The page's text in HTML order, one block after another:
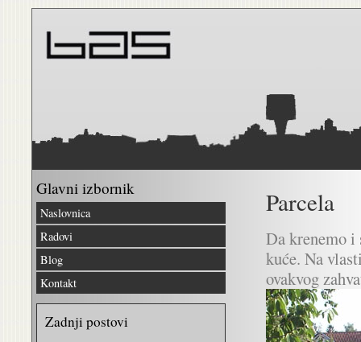
Parcela
Da krenemo i
kuće. Na
ovakvog
Glavni izbornik
Naslovnica
Radovi
Blog
Kontakt
Zadnji postovi